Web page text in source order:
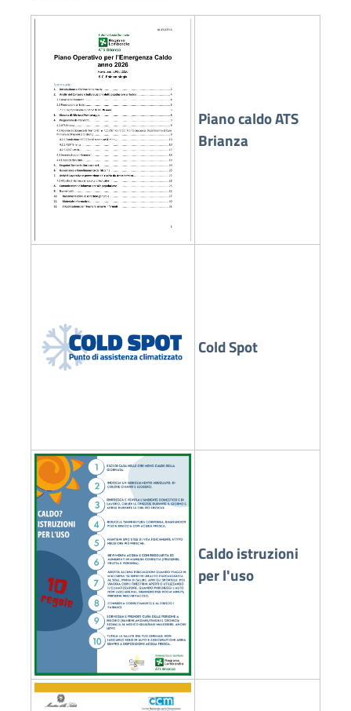
Piano caldo ATS
Brianza
Cold Spot
Caldo istruzioni
per l'uso